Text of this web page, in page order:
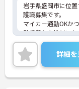
岩手県盛岡市に位
護職募集です。
マイカー通勤OKか
勤手段から検討い
ご興味のある方は
でご気軽にお問合せ
詳細